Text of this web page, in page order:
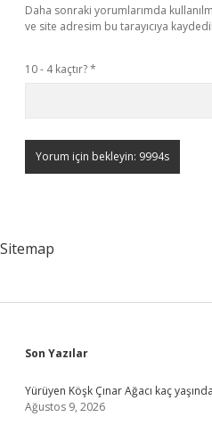
Daha sonraki yorumlarımda
ve site adresim bu tarayıcıya
10 - 4 kaçtır?*
Sitemap
Sidebar
Son Yazılar
Yürüyen Köşk Çınar Ağacı kaç
Ağustos 9, 2026